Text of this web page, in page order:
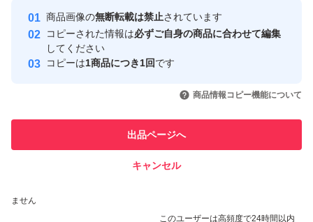
安心取引出品者
心・安全なユーザーです
取引実績
引を完了させた実績があります
での取引実績があります
ません
このユーザーは高頻度で24時間以内
商品画像の無断転載は禁止されています
コピーされた情報は必ずご自身の商品に合わせて編集
してください
コピーは1商品につき1回です
商品情報コピー機能について
出品ページへ
キャンセル